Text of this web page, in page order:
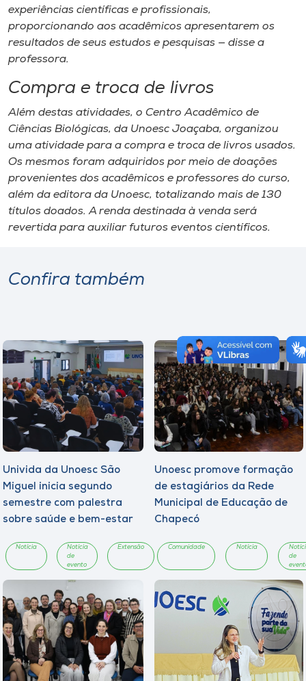
experiências científicas e profissionais,
proporcionando aos acadêmicos apresentarem os
resultados de seus estudos e pesquisas — disse a
professora.
Compra e troca de livros
Além destas atividades, o Centro Acadêmico de
Ciências Biológicas, da Unoesc Joaçaba, organizou
uma atividade para a compra e troca de livros usados.
Os mesmos foram adquiridos por meio de doações
provenientes dos acadêmicos e professores do curso,
além da editora da Unoesc, totalizando mais de 130
títulos doados. A renda destinada à venda será
revertida para auxiliar futuros eventos científicos.
Confira também
Univida da Unoesc São
Miguel inicia segundo
semestre com palestra
sobre saúde e bem-estar
Notícia
Notícia
de
evento
Extensão
Unoesc promove formação
de estagiários da Rede
Municipal de Educação de
Chapecó
Comunidade Notícia
de